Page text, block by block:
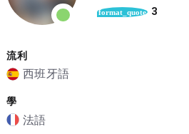
format_quote 3
流利
西班牙語
學
法語